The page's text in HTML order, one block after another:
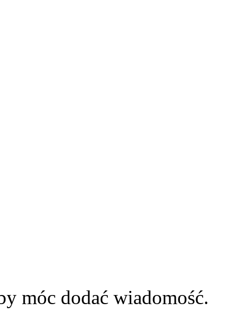
móc dodać wiadomość.